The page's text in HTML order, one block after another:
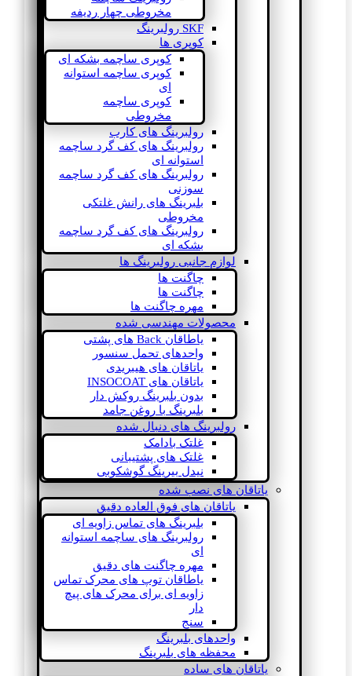
مخروطی چهار ردیفه
SKF رولبرینگ
کوپری ها
کوپری ساچمه بشکه ای
کوپری ساچمه استوانه
ای
کوپری ساچمه
مخروطی
رولبرینگ های کارب
رولبرینگ های کف گرد ساچمه
استوانه ای
رولبرینگ های کف گرد ساچمه
سوزنی
بلبرینگ های رانش غلتکی
مخروطی
رولبرینگ های کف گرد ساچمه
بشکه ای
لوازم جانبی رولبرینگ ها
چاگنت ها
چاگنت ها
مهره چاگنت ها
محصولات مهندسی شده
یاطاقان Back های پشتی
واحدهای تحمل سنسور
یاتاقان های هیبریدی
یاتاقان های INSOCOAT
بدون بلبرینگ روکش دار
بلبرینگ با روغن جامد
رولبرینگ های دنبال شده
غلتک بادامک
غلتک های پشتیبانی
نیدل بیرینگ گوشکوبی
یاتاقان های نصب شده
یاتاقان های فوق العاده دقیق
بلبرینگ های تماس زاویه ای
رولبرینگ های ساچمه استوانه
ای
مهره چاگنت های دقیق
یاطاقان توپ های محرک تماس
زاویه ای برای محرک های پیچ
دار
سنج
واحدهای بلبرینگ
محفظه های بلبرینگ
یاتاقان های ساده